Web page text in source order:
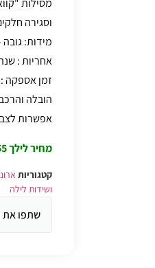
וסגירה
מידות: גובה – 94 רוחב – 120 עומק
אחריות :
זמן אספקה : 24 ימי עבודה
הובלה והרכבה : 250 ₪
אפשרות
מחיר לילך 2255 ₪
קטגוריות
ושידות לילה
שתפו את